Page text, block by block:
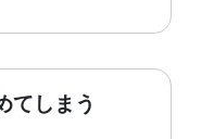
てしまう